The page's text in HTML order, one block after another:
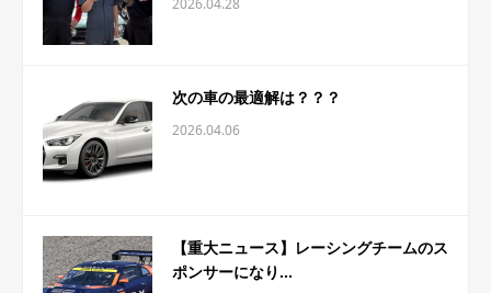
次の車の最適解は？？？
2026.04.06
【重大ニュース】レーシングチームのス
ポンサーになり...